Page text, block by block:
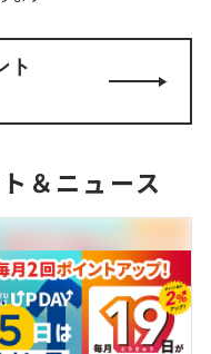
ト
＆ニュース